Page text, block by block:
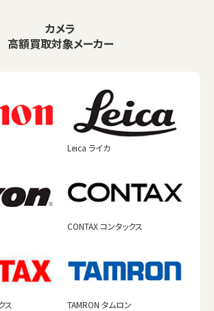
カメラ
高額買取対象メーカー
Leica ライカ
CONTAX コンタックス
ス TAMRON タムロン